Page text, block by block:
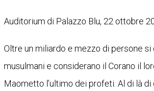
Auditorium di Palazzo Blu, 22 ottobre
Oltre un miliardo e mezzo di persone
musulmani e considerano il Corano il
Maometto l’ultimo dei profeti. Al di là